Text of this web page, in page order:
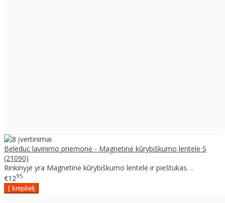
Beleduc lavinimo priemonė - Magnetinė kūrybiškumo lentelė S
(21090)
Rinkinyje yra Magnetinė kūrybiškumo lentelė ir pieštukas. ..
€1295